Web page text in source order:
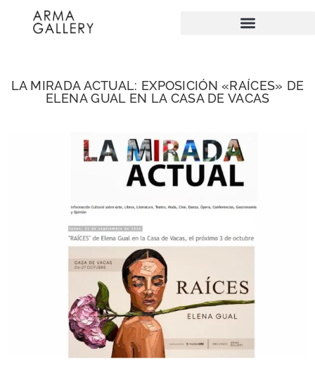
LA MIRADA ACTUAL: EXPOSICIÓN «RAÍCES» DE
ELENA GUAL EN LA CASA DE VACAS